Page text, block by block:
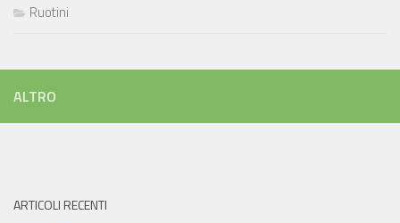
Ruotini
ALTRO
ARTICOLI RECENTI